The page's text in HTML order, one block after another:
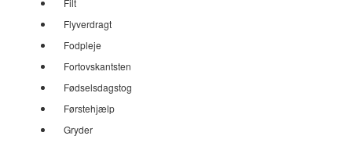
Filt
Flyverdragt
Fodpleje
Fortovskantsten
Fødselsdagstog
Førstehjælp
Gryder